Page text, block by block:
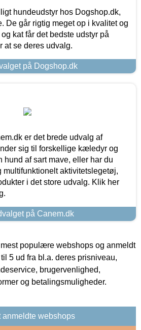
hundeudstyr hos Dogshop.dk,
De går rigtig meget op i kvalitet og
kat får det bedste udstyr på
at se deres udvalg.
på Dogshop.dk
er det brede udvalg af
sig til forskellige kæledyr og
hund af sart mave, eller har du
multifunktionelt aktivitetslegetøj,
i det store udvalg. Klik her
på Canem.dk
populære webshops og anmeldt
5 ud fra bl.a. deres prisniveau,
brugervenlighed,
og betalingsmuligheder.
anmeldte webshops